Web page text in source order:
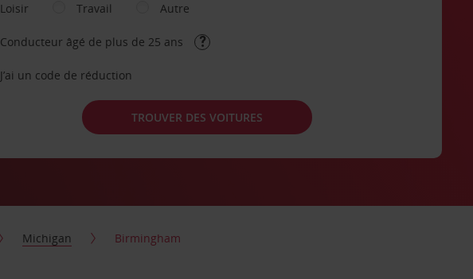
Loisir
Travail Autre
Conducteur âgé de plus de 25 ans
J’ai un code de réduction
TROUVER DES VOITURES
Michigan Birmingham